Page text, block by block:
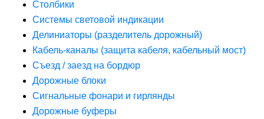
Столбики
Системы световой индикации
Делиниаторы (разделитель дорожный)
Кабель-каналы (защита кабеля, кабельный мост)
Съезд / заезд на бордюр
Дорожные блоки
Сигнальные фонари и гирлянды
Дорожные буферы